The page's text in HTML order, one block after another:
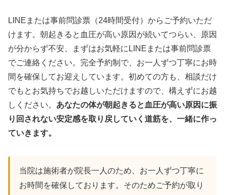
LINEまたは事前問診票（24時間受付）からご予約いただ
けます。朝起きると血圧が高い原因が続いてつらい、原因
が分からず不安、まずはお気軽にLINEまたは事前問診票
でご連絡ください。完全予約制で、お一人ずつ丁寧にお時
間を確保してお迎えしています。初めての方も、相談だけ
でもとお気持ちでお越しいただけますので、構えずにお越
しください。 あなたの体が朝起きると血圧が高い原因に振
り回されない安定感を取り戻していく道筋を、一緒に作っ
ていきます。
当院は施術者が院長一人のため、お一人ずつ丁寧に
お時間を確保しております。そのためご予約が取り